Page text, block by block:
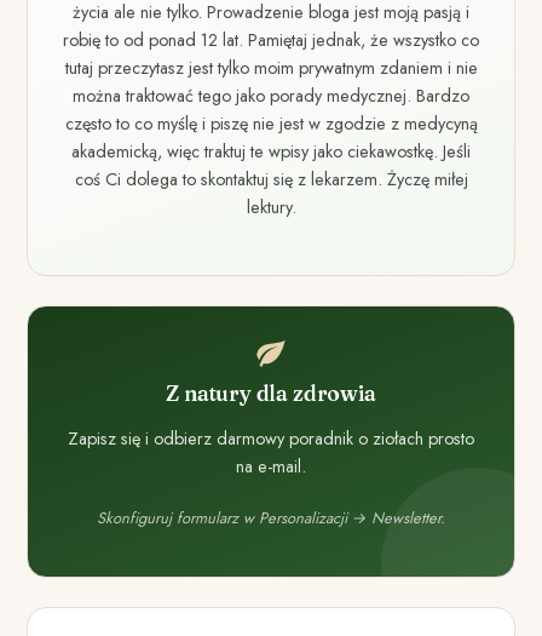
życia ale nie tylko. Prowadzenie bloga jest moją pasją i
robię to od ponad 12 lat. Pamiętaj jednak, że wszystko co
tutaj przeczytasz jest tylko moim prywatnym zdaniem i nie
można traktować tego jako porady medycznej. Bardzo
często to co myślę i piszę nie jest w zgodzie z medycyną
akademicką, więc traktuj te wpisy jako ciekawostkę. Jeśli
coś Ci dolega to skontaktuj się z lekarzem. Życzę miłej
lektury.
Z natury dla zdrowia
Zapisz się i odbierz darmowy poradnik o ziołach prosto
na e-mail.
Skonfiguruj formularz w Personalizacji → Newsletter.